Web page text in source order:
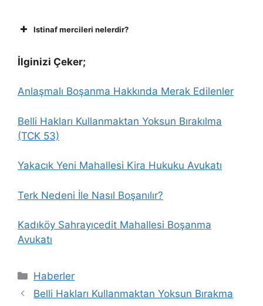
Istinaf mercileri nelerdir?
İlginizi Çeker;
Anlaşmalı Boşanma Hakkında Merak Edilenler
Belli Hakları Kullanmaktan Yoksun Bırakılma
(TCK 53)
Yakacık Yeni Mahallesi Kira Hukuku Avukatı
Terk Nedeni İle Nasıl Boşanılır?
Kadıköy Sahrayıcedit Mahallesi Boşanma
Avukatı
Kategoriler
Haberler
Belli Hakları Kullanmaktan Yoksun Bırakma